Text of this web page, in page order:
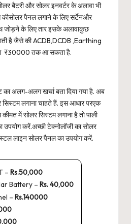
बैटरी और सोलर इनवर्टर के अलावा भी
पैनल लगाने के लिए सर्टेनऔर
जोड़ने के लिए तार इसके अलावाकुछ
है जैसे की ACDB,DCDB ,Earthing
₹30000 तक आ सकता है.
का अलग-अलग खर्चा बता दिया गया है. अब
लगाना चाहते हैं. इस आधार परएक
में सोलर सिस्टम लगाना है तो पाली
करें.अच्छी टेक्नोलॉजी का सोलर
लाइन सोलर पैनल का उपयोग करें.
– Rs.50,000
Battery – Rs. 40,000
– Rs.140000